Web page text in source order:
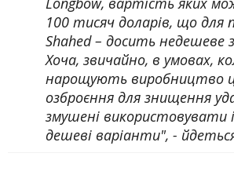
100 тисяч доларів, що для
Shahed – досить недешеве
Хоча, звичайно, в умовах,
нарощують виробництво
озброєння для знищення
змушені використовувати
дешеві варіанти", -